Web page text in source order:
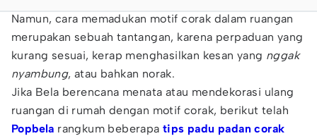
Namun, cara memadukan motif corak dalam ruangan
merupakan sebuah tantangan, karena perpaduan yang
kurang sesuai, kerap menghasilkan kesan yang nggak
nyambung, atau bahkan norak.
Jika Bela berencana menata atau mendekorasi ulang
ruangan di rumah dengan motif corak, berikut telah
Popbela rangkum beberapatips padu padan corak